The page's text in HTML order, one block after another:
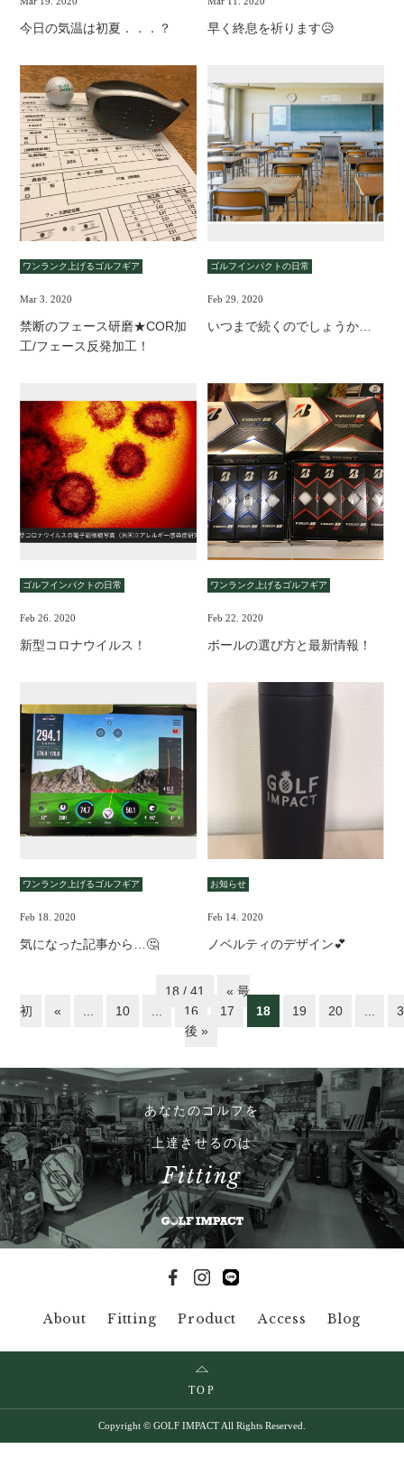
今日の気温は初夏．．．？ 早く終息を祈ります😥
ワンランク上げるゴルフギア
Mar 3. 2020
禁断のフェース研磨★COR加
工/フェース反発加工！
ゴルフインパクトの日常
Feb 29. 2020
いつまで続くのでしょうか…
ゴルフインパクトの日常
Feb 26. 2020
新型コロナウイルス！
ワンランク上げるゴルフギア
Feb 22. 2020
ボールの選び方と最新情報！
ワンランク上げるゴルフギア
Feb 18. 2020
気になった記事から…🤔
お知らせ
Feb 14. 2020
ノベルティのデザイン💕
18 / 41
« 最
初
« 10 16 17 18 19 20
後 »
あなたのゴルフを
上達させるのは
Fitting
About Fitting Product Access Blog
TOP
Copyright © GOLF IMPACT All Rights Reserved.